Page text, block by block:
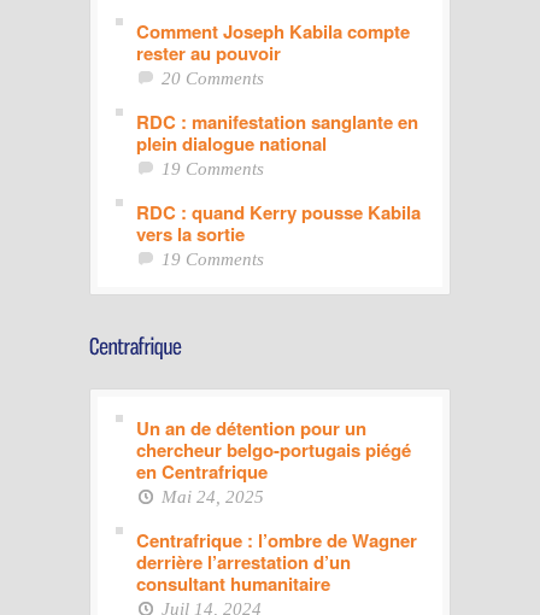
Comment Joseph Kabila compte
rester au pouvoir
20 Comments
RDC : manifestation sanglante en
plein dialogue national
19 Comments
RDC : quand Kerry pousse Kabila
vers la sortie
19 Comments
Un an de détention pour un
chercheur belgo-portugais piégé
en Centrafrique
Mai 24, 2025
Centrafrique : l’ombre de Wagner
derrière l’arrestation d’un
consultant humanitaire
Juil 14, 2024